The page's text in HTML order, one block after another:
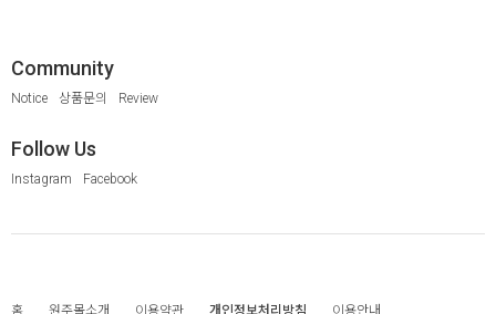
Community
Notice 상품문의 Review
Follow Us
Instagram Facebook
홈 원주몰소개 이용약관 개인정보처리방침 이용안내